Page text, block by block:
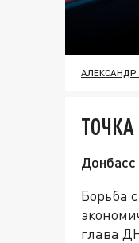
Борьба
глава